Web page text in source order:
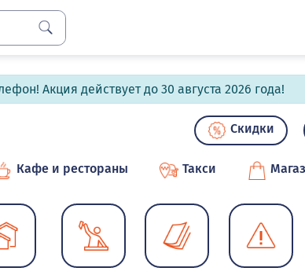
Акция действует до 30 августа 2026 года!
Скидки
Кафе и рестораны Такси